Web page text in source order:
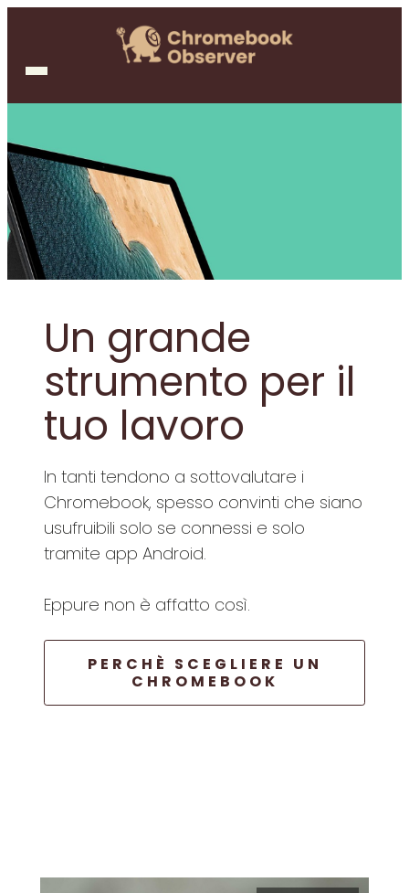
Un grande
strumento per il
tuo lavoro
In tanti tendono a sottovalutare i
Chromebook, spesso convinti che siano
usufruibili solo se connessi e solo
tramite app Android.
Eppure non è affatto così.
PERCHÈ SCEGLIERE UN
CHROMEBOOK